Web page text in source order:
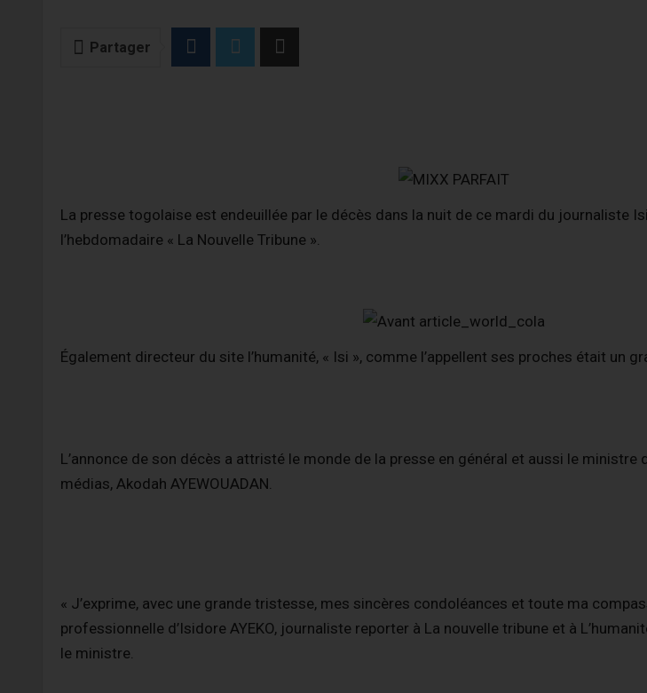
Partager
La presse togolaise est endeuillée par le décès dans la nuit de ce mardi du journaliste
l’hebdomadaire « La Nouvelle Tribune ».
Également directeur du site l’humanité, « Isi », comme l’appellent ses proches était un
L’annonce de son décès a attristé le monde de la presse en général et aussi le
médias, Akodah AYEWOUADAN.
« J’exprime, avec une grande tristesse, mes sincères condoléances et toute ma
professionnelle d’Isidore AYEKO, journaliste reporter à La nouvelle tribune et à
le ministre.